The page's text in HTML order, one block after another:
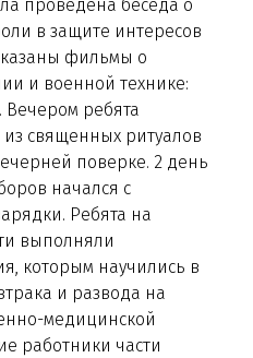
проведена беседа о
в защите интересов
фильмы о
и военной технике:
Вечером ребята
священных ритуалов
поверке. 2 день
начался с
Ребята на
выполняли
которым научились в
и развода на
медицинской
работники части